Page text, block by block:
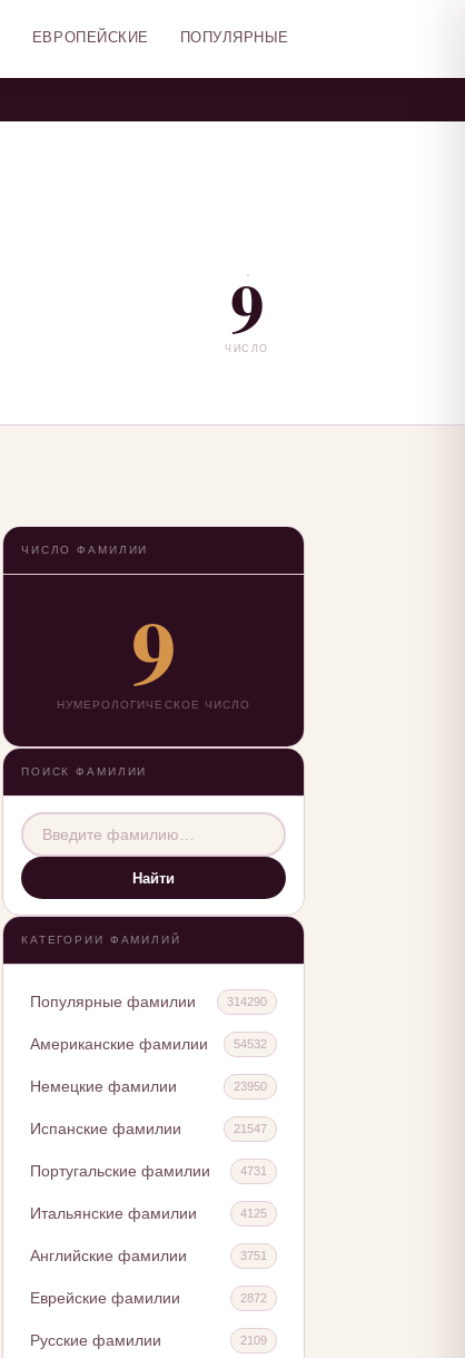
ЕВРОПЕЙСКИЕ ПОПУЛЯРНЫЕ
9
ЧИСЛО
ЧИСЛО ФАМИЛИИ
9
НУМЕРОЛОГИЧЕСКОЕ ЧИСЛО
ПОИСК ФАМИЛИИ
Найти
КАТЕГОРИИ ФАМИЛИЙ
Популярные фамилии 314290
Американские фамилии 54532
Немецкие фамилии 23950
Испанские фамилии 21547
Португальские фамилии 4731
Итальянские фамилии 4125
Английские фамилии 3751
Еврейские фамилии 2872
Русские фамилии 2109